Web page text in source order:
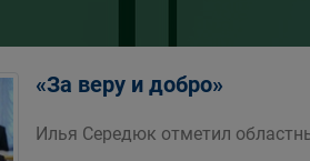
«За веру и добро»
Илья Середюк отметил